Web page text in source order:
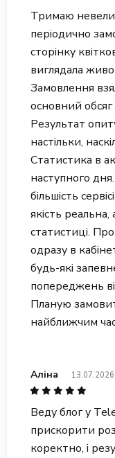
Тримаю
періодично
сторінку
виглядала
Замовлення
основний
Результат
настільки,
Статистика в
наступного
більшість
якість
статистиці.
одразу в
будь-які
попереджень
Планую
найближчим
Аліна 13.07.2026
Веду блог у
прискорити
коректно, і